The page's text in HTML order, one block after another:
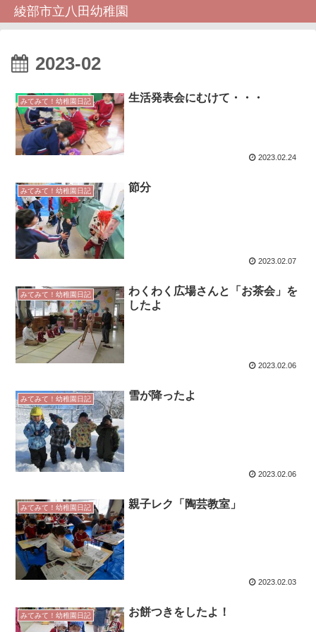
綾部市立八田幼稚園
2023-02
みてみて！幼稚園日記 生活発表会にむけて・・・
2023.02.24
みてみて！幼稚園日記 節分
2023.02.07
みてみて！幼稚園日記
わくわく広場さんと「お茶会」を
したよ
2023.02.06
みてみて！幼稚園日記 雪が降ったよ
2023.02.06
みてみて！幼稚園日記 親子レク「陶芸教室」
2023.02.03
みてみて！幼稚園日記 お餅つきをしたよ！